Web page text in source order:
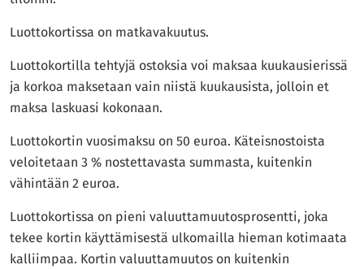
Luottokortissa on matkavakuutus.
Luottokortilla tehtyjä ostoksia voi maksaa kuukausierissä
ja korkoa maksetaan vain niistä kuukausista, jolloin et
maksa laskuasi kokonaan.
Luottokortin vuosimaksu on 50 euroa. Käteisnostoista
veloitetaan 3 % nostettavasta summasta, kuitenkin
vähintään 2 euroa.
Luottokortissa on pieni valuuttamuutosprosentti, joka
tekee kortin käyttämisestä ulkomailla hieman kotimaata
kalliimpaa. Kortin valuuttamuutos on kuitenkin